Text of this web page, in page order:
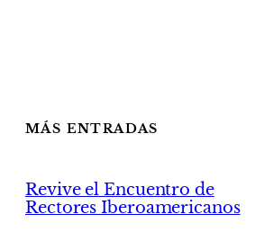
MÁS ENTRADAS
Revive el Encuentro de
Rectores Iberoamericanos